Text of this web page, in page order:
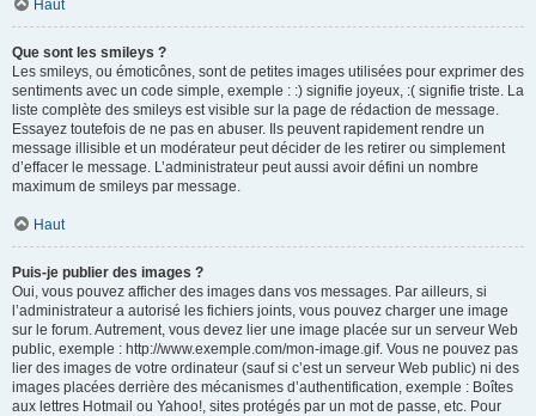
Haut
Que sont les smileys ?
Les smileys, ou émoticônes, sont de petites images utilisées pour exprimer des
sentiments avec un code simple, exemple : :) signifie joyeux, :( signifie triste. La
liste complète des smileys est visible sur la page de rédaction de message.
Essayez toutefois de ne pas en abuser. Ils peuvent rapidement rendre un
message illisible et un modérateur peut décider de les retirer ou simplement
d’effacer le message. L’administrateur peut aussi avoir défini un nombre
maximum de smileys par message.
Haut
Puis-je publier des images ?
Oui, vous pouvez afficher des images dans vos messages. Par ailleurs, si
l’administrateur a autorisé les fichiers joints, vous pouvez charger une image
sur le forum. Autrement, vous devez lier une image placée sur un serveur Web
public, exemple : http://www.exemple.com/mon-image.gif. Vous ne pouvez pas
lier des images de votre ordinateur (sauf si c’est un serveur Web public) ni des
images placées derrière des mécanismes d’authentification, exemple : Boîtes
aux lettres Hotmail ou Yahoo!, sites protégés par un mot de passe, etc. Pour